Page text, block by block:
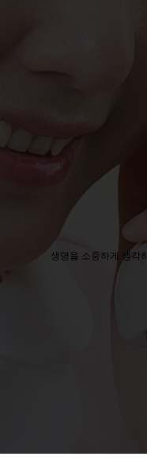
생명을 소중하게 생각